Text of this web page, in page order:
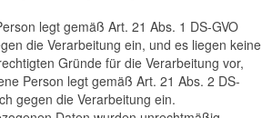
legt gemäß Art. 21 Abs. 1 DS-GVO
die Verarbeitung ein, und es liegen keine
Gründe für die Verarbeitung vor,
Person legt gemäß Art. 21 Abs. 2 DS-
gegen die Verarbeitung ein.